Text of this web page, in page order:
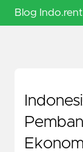
Blog Indo.rent